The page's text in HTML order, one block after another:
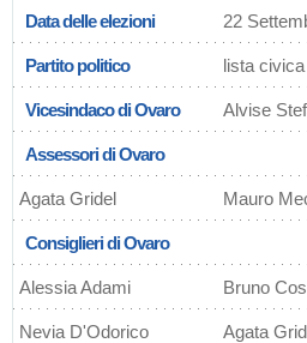
Data delle elezioni 22
Partito politico lista civica
Vicesindaco di Ovaro Alvise
Assessori di Ovaro
Agata Gridel Mauro
Consiglieri di Ovaro
Alessia Adami Bruno
Nevia D'Odorico Agata